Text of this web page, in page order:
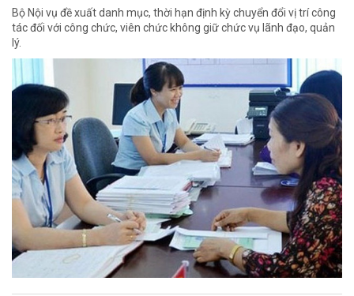
Bộ Nội vụ đề xuất danh mục, thời hạn định kỳ chuyển đổi vị trí công
tác đối với công chức, viên chức không giữ chức vụ lãnh đạo, quản
lý.